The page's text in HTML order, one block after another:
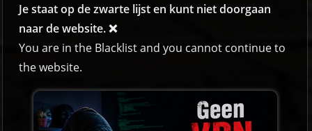
Je staat op de zwarte lijst en kunt niet doorgaan
naar de website. ❌
You are in the Blacklist and you cannot continue to
the website.